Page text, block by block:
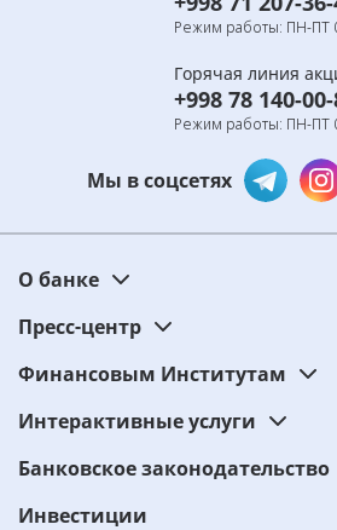
Режим работы: ПН-ПТ
Горячая линия
+998 78 140-
Режим работы: ПН-ПТ
Мы в соцсетях
О банке
Пресс-центр
Финансовым Институтам
Интерактивные услуги
Банковское законодательство
Инвестиции